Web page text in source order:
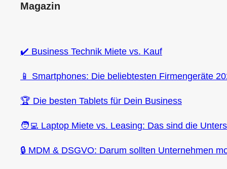
Magazin
✔️ Business Technik Miete vs. Kauf
📱 Smartphones: Die beliebtesten Firmengeräte
🏆 Die besten Tablets für Dein Business
🧑‍💻 Laptop Miete vs. Leasing: Das sind die
🔒 MDM & DSGVO: Darum sollten Unternehmen